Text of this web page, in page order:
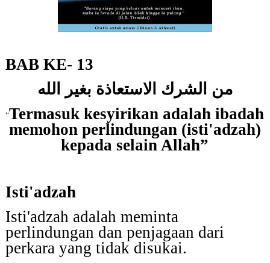
BAB KE- 13
من الشرك الاستعاذة بغير الله
“Termasuk kesyirikan adalah ibadah
memohon perlindungan (isti'adzah)
kepada selain Allah”
Isti'adzah
Isti'adzah adalah meminta
perlindungan dan penjagaan dari
perkara yang tidak disukai.